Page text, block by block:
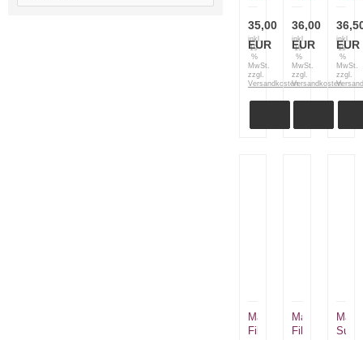
35,00
EUR
inkl.
19
%
MwSt.
zzgl.
Versandkosten
36,00
EUR
inkl.
19
%
MwSt.
zzgl.
Versandkosten
EUR
inkl.
19
%
MwSt.
zzgl.
Martiini
Filletiermesser
Martiini
Filletiermesser